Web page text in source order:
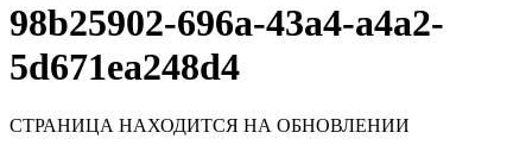
98b25902-696a-43a4-a4a2-
5d671ea248d4
СТРАНИЦА НАХОДИТСЯ НА ОБНОВЛЕНИИ